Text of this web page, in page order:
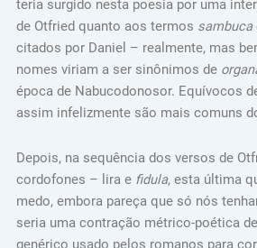
teria surgido nesta poesia por uma
de Otfried quanto aos termos sambuca
citados por Daniel – realmente, mas
nomes viriam a ser sinônimos de
época de Nabucodonosor. Equívocos
assim infelizmente são mais comuns
Depois, na sequência dos versos de
cordofones – lira e fidula, esta última
medo, embora pareça que só nós
seria uma contração métrico-poética de
genérico usado pelos romanos para